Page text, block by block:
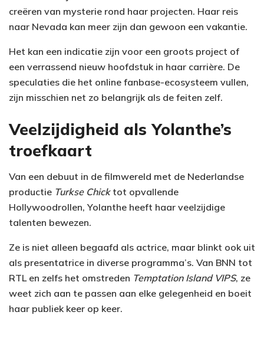
creëren van mysterie rond haar projecten. Haar reis
naar Nevada kan meer zijn dan gewoon een vakantie.
Het kan een indicatie zijn voor een groots project of
een verrassend nieuw hoofdstuk in haar carrière. De
speculaties die het online fanbase-ecosysteem vullen,
zijn misschien net zo belangrijk als de feiten zelf.
Veelzijdigheid als Yolanthe’s
troefkaart
Van een debuut in de filmwereld met de Nederlandse
productie Turkse Chicktot opvallende
Hollywoodrollen, Yolanthe heeft haar veelzijdige
talenten bewezen.
Ze is niet alleen begaafd als actrice, maar blinkt ook uit
als presentatrice in diverse programma’s. Van BNN tot
RTL en zelfs het omstreden Temptation Island VIPS, ze
weet zich aan te passen aan elke gelegenheid en boeit
haar publiek keer op keer.